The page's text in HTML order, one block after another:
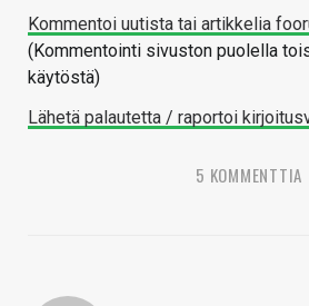
Kommentoi uutista tai artikkelia
(Kommentointi sivuston puolella
käytöstä)
Lähetä palautetta / raportoi
5 KOMMENTTIA